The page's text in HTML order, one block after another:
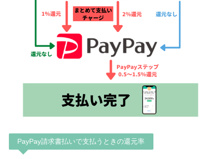
PayPay請求書払いで支払うときの還元率